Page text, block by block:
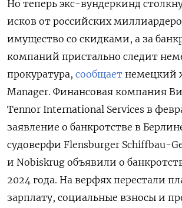
Но теперь экс-вундеркинд
исков от российских
имущество со скидками, а за
компаний пристально следит
прокуратура, сообщает немецкий
Manager. Финансовая компания
Tennor International Services в
заявление о банкротстве в
судоверфи Flensburger Schiffbau-
и Nobiskrug объявили о
2024 года. На верфях перестали
зарплату, социальные взносы и